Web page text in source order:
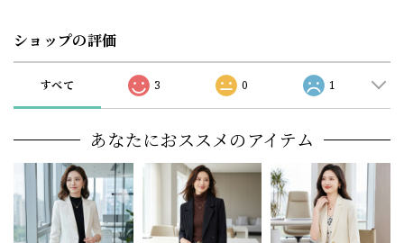
ショップの評価
すべて 3 0 1
あなたにおススメのアイテム